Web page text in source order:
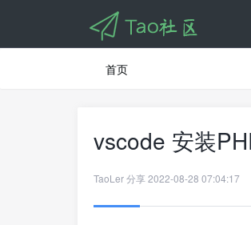
首页
vscode 安装
TaoLer分享2022-08-28 07:04:17